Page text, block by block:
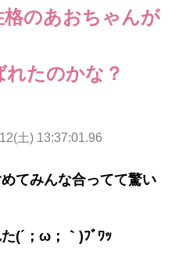
のあおちゃんが
たのかな？
土) 13:37:01.96
てみんな合ってて驚い
(´；ω；｀)ﾌﾞﾜｯ